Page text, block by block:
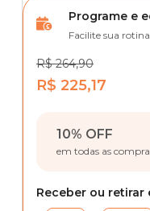
Programe e
Facilite sua
R$ 264,90
R$ 225,17
10% OFF
em todas as
Receber ou retirar